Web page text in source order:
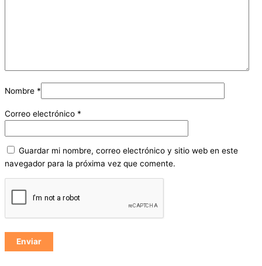
Nombre *
Correo electrónico *
Guardar mi nombre, correo electrónico y sitio web en este
navegador para la próxima vez que comente.